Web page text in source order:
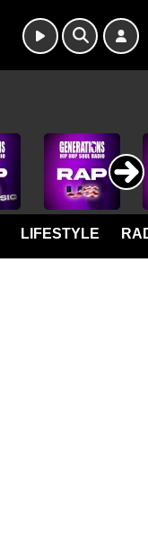
LIFESTYLE